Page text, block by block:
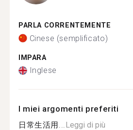
PARLA CORRENTEMENTE
Cinese (semplificato)
IMPARA
Inglese
I miei argomenti preferiti
日常生活用...Leggi di più